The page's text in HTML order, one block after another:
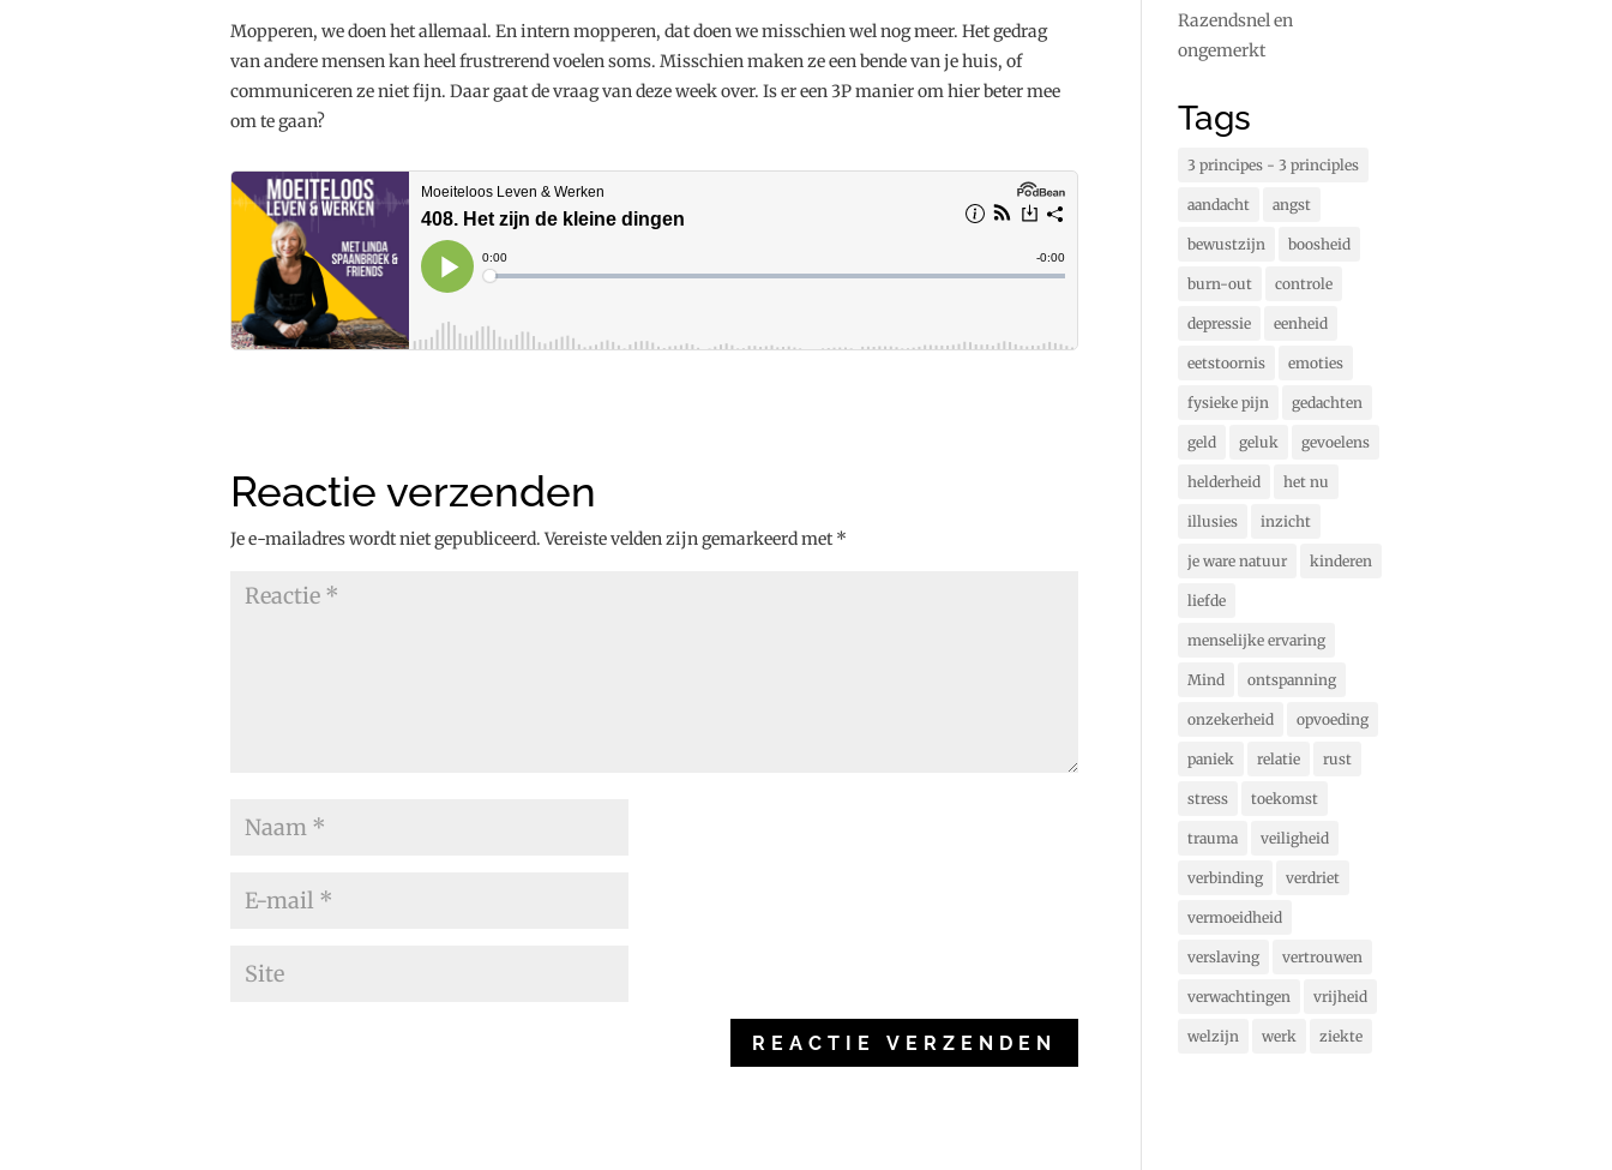
Mopperen, we doen het allemaal. En intern mopperen, dat doen we misschien wel nog meer. Het gedrag
van andere mensen kan heel frustrerend voelen soms. Misschien maken ze een bende van je huis, of
communiceren ze niet fijn. Daar gaat de vraag van deze week over. Is er een 3P manier om hier beter mee
om te gaan?
Reactie verzenden
Je e-mailadres wordt niet gepubliceerd. Vereiste velden zijn gemarkeerd met *
Razendsnel en
ongemerkt
Tags
3 principes - 3 principles
aandacht angst
bewustzijn boosheid
burn-out controle
depressie eenheid
eetstoornis emoties
fysieke pijn gedachten
geld geluk gevoelens
helderheid het nu
illusies inzicht
je ware natuur kinderen
liefde
menselijke ervaring
Mind ontspanning
onzekerheid opvoeding
paniek relatie rust
stress toekomst
trauma veiligheid
verbinding verdriet
vermoeidheid
verslaving vertrouwen
verwachtingen vrijheid
welzijn werk ziekte